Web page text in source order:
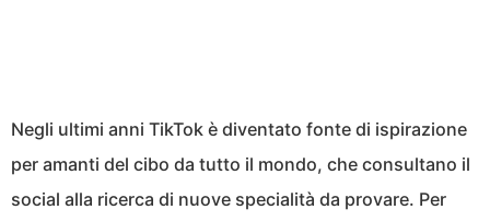
Negli ultimi anni TikTok è diventato fonte di ispirazione
per amanti del cibo da tutto il mondo, che consultano il
social alla ricerca di nuove specialità da provare. Per